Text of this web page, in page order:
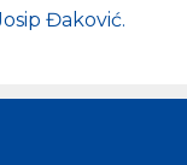
Đaković.